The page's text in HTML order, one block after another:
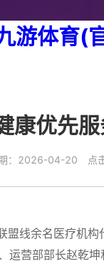
游体育(
康优先
：2026-04-20 点
余名医疗机构
营部部长赵乾